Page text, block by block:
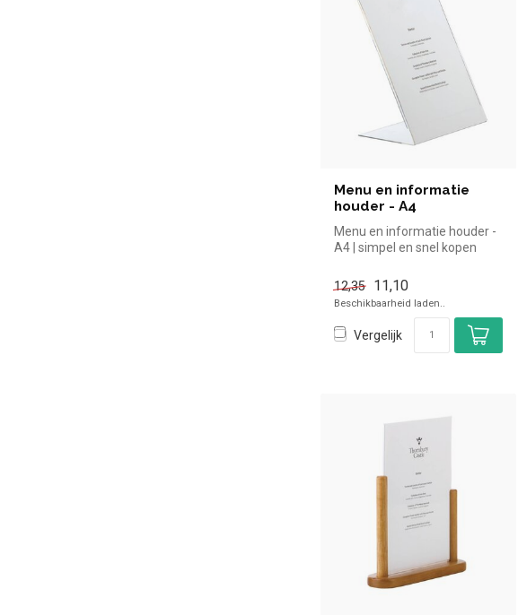
Menu en informatie
houder - A4
Menu en informatie houder -
A4 | simpel en snel kopen
12,35 11,10
Beschikbaarheid laden..
Vergelijk